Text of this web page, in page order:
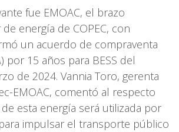
fue EMOAC, el brazo
energía de COPEC, con
un acuerdo de compraventa
por 15 años para BESS del
de 2024. Vannia Toro, gerenta
EMOAC, comentó al respecto
esta energía será utilizada por
impulsar el transporte público